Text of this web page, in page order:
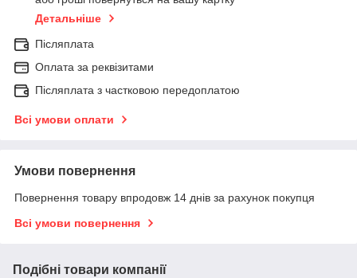
Детальніше
Післяплата
Оплата за реквізитами
Післяплата з частковою передоплатою
Всі умови оплати
Умови повернення
Повернення товару впродовж 14 днів за рахунок покупця
Всі умови повернення
Подібні товари компанії